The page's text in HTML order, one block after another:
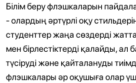
Білім беру флэшкаларын
- олардың әртүрлі оқу
студенттер жаңа сөздерді
мен бірлестіктерді қалайды, ал
түсіруді және қайталануды
флэшкалары әр оқушыға олар